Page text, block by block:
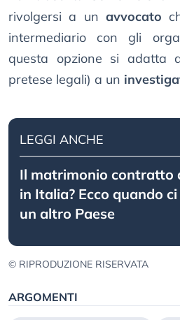
rivolgersi a un avvocato
intermediario con gli
questa opzione si adatta
pretese legali) a un
LEGGI ANCHE
Il matrimonio contratto
in Italia? Ecco quando
un altro Paese
© RIPRODUZIONE RISERVATA
ARGOMENTI